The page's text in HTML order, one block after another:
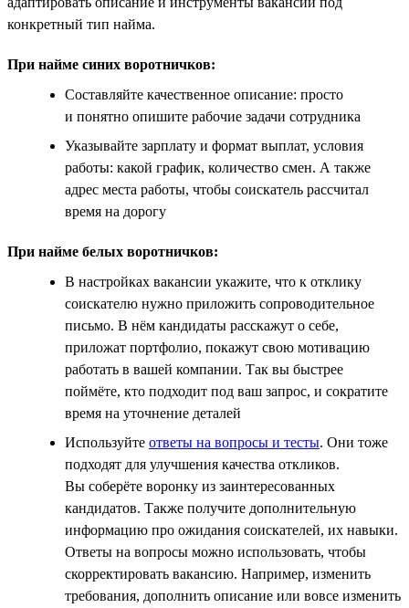
конкретный тип найма.
При найме синих воротничков:
Составляйте качественное описание: просто
и понятно опишите рабочие задачи сотрудника
Указывайте зарплату и формат выплат, условия
работы: какой график, количество смен. А также
адрес места работы, чтобы соискатель рассчитал
время на дорогу
При найме белых воротничков:
В настройках вакансии укажите, что к отклику
соискателю нужно приложить сопроводительное
письмо. В нём кандидаты расскажут о себе,
приложат портфолио, покажут свою мотивацию
работать в вашей компании. Так вы быстрее
поймёте, кто подходит под ваш запрос, и сократите
время на уточнение деталей
Используйте ответы на вопросы и тесты. Они тоже
подходят для улучшения качества откликов.
Вы соберёте воронку из заинтересованных
кандидатов. Также получите дополнительную
информацию про ожидания соискателей, их навыки.
Ответы на вопросы можно использовать, чтобы
скорректировать вакансию. Например, изменить
требования, дополнить описание или вовсе изменить